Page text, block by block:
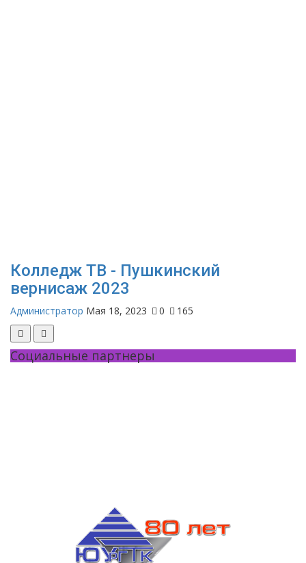
Колледж ТВ - Пушкинский
вернисаж 2023
Администратор Мая 18, 2023 0 165
Социальные партнеры